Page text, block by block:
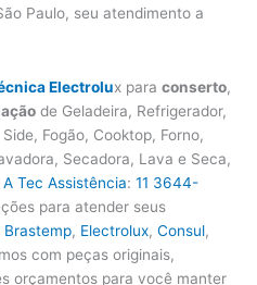
Paulo, seu atendimento a
Electrolux paraconserto,
de Geladeira, Refrigerador,
Fogão, Cooktop, Forno,
Secadora, Lava e Seca,
A Tec Assistência:11 3644-
para atender seus
Brastemp, Electrolux,Consul,
com peças originais,
orçamentos para você manter